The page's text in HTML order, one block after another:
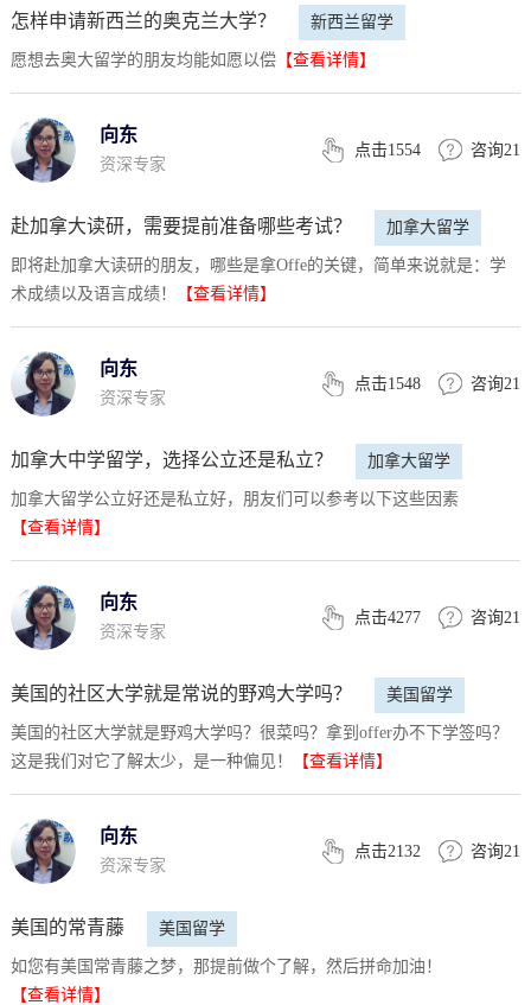
怎样申请新西兰的奥克兰大学？ 新西兰留学
愿想去奥大留学的朋友均能如愿以偿【查看详情】
向东
资深专家
点击1554 咨询21
赴加拿大读研，需要提前准备哪些考试？ 加拿大留学
即将赴加拿大读研的朋友，哪些是拿Offe的关键，简单来说就是：学
术成绩以及语言成绩！
【查看详情】
向东
资深专家
点击1548 咨询21
加拿大中学留学，选择公立还是私立？ 加拿大留学
加拿大留学公立好还是私立好，朋友们可以参考以下这些因素
【查看详情】
向东
资深专家
点击4277 咨询21
美国的社区大学就是常说的野鸡大学吗？ 美国留学
美国的社区大学就是野鸡大学吗？很菜吗？拿到offer办不下学签吗？
这是我们对它了解太少，是一种偏见！
【查看详情】
向东
资深专家
点击2132 咨询21
美国的常青藤 美国留学
如您有美国常青藤之梦，那提前做个了解，然后拼命加油！
【查看详情】